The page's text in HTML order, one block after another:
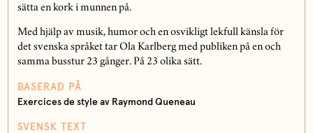
sätta en kork i munnen på.
Med hjälp av musik, humor och en osvikligt lekfull känsla för
det svenska språket tar Ola Karlberg med publiken på en och
samma busstur 23 gånger. På 23 olika sätt.
BASERAD PÅ
Exercices de style av Raymond Queneau
SVENSK TEXT